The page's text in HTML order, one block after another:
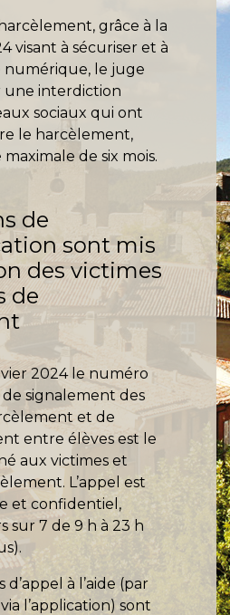
grâce à la
visant à sécuriser et à
numérique, le juge
interdiction
sociaux qui ont
le harcèlement,
de six mois.
de
sont mis
des victimes
de
2024 le numéro
signalement des
et de
entre élèves est le
aux victimes et
L’appel est
et confidentiel,
sur 7 de 9 h à 23 h
d’appel à l’aide (par
l’application) sont